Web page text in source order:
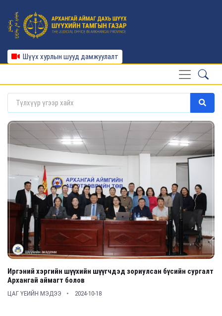
Шүүх хурлын шууд дамжуулалт
Иргэний хэргийн шүүхийн шүүгчдэд зориулсан бүсийн сургалт
Архангай аймагт болов
ЦАГ ҮЕИЙН МЭДЭЭ 2024-10-18